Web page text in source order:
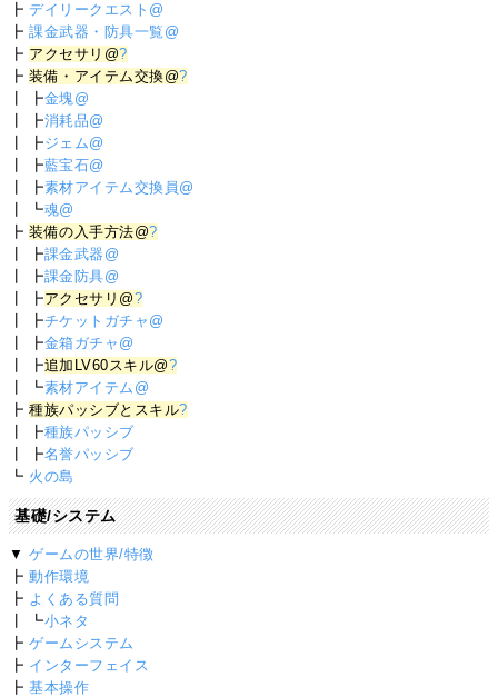
┣デイリークエスト@
┣課金武器・防具一覧@
┣ アクセサリ@?
┣装備・アイテム交換@?
┃ ┣金塊@
┃ ┣消耗品@
┃ ┣ジェム@
┃ ┣藍宝石@
┃ ┣素材アイテム交換員@
┃ ┗魂@
┣装備の入手方法@?
┃ ┣課金武器@
┃ ┣課金防具@
┃ ┣アクセサリ@?
┃ ┣チケットガチャ@
┃ ┣金箱ガチャ@
┃ ┣追加LV60スキル@?
┃ ┗素材アイテム@
┣種族パッシブとスキル?
┃ ┣種族パッシブ
┃ ┣名誉パッシブ
┗ 火の島
基礎/システム
▼ゲームの世界/特徴
┣動作環境
┣ よくある質問
┃ ┗小ネタ
┣ゲームシステム
┣ インターフェイス
┣基本操作